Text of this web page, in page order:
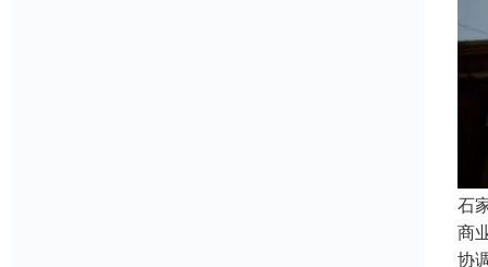
石
商
协